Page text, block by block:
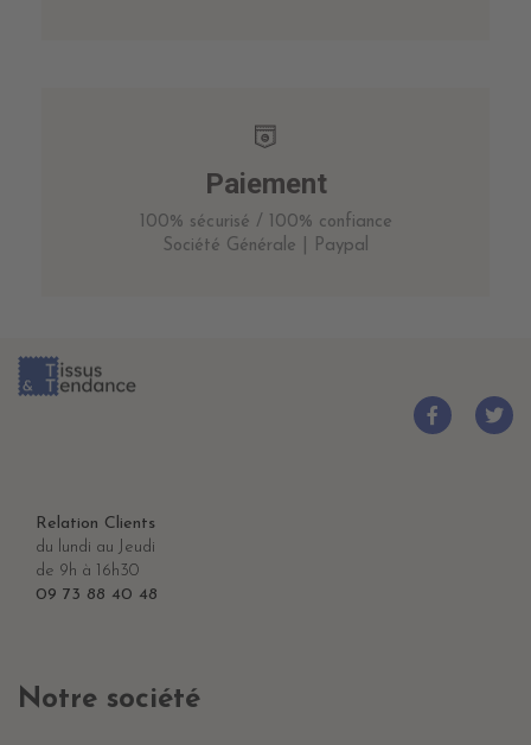
Paiement
100% sécurisé / 100% confiance
Société Générale | Paypal
Relation Clients
du lundi au Jeudi
de 9h à 16h30
09 73 88 40 48
Notre société